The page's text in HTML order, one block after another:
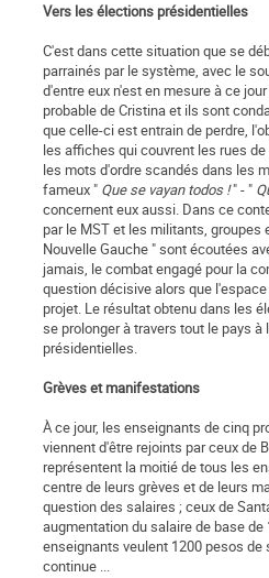
Vers les élections présidentielles
C'est dans cette situation que se
parrainés par le système, avec le
d'entre eux n'est en mesure à ce
probable de Cristina et ils sont
que celle-ci est entrain de perdre,
les affiches qui cou­vrent les rues
les mots d'ordre scandés dans les
fameux " Que se vayan todos !" - "
concernent eux aussi. Dans ce
par le MST et les militants, groupes
Nouvelle Gauche " sont écoutées
jamais, le combat engagé pour la
question décisive alors que
projet. Le résultat obtenu dans les
se prolonger à travers tout le pays
présidentielles.
Grèves et manifestations
À ce jour, les enseignants de cinq
viennent d'être rejoints par ceux de
représentent la moitié de tous les
centre de leurs grèves et de leurs
question des salaires ; ceux de
augmentation du salaire de base
enseignants veulent 1200 pesos de
continue ...